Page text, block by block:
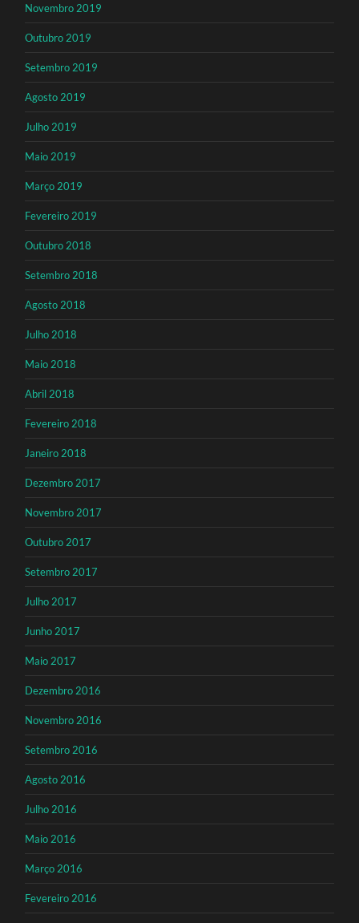
Novembro 2019
Outubro 2019
Setembro 2019
Agosto 2019
Julho 2019
Maio 2019
Março 2019
Fevereiro 2019
Outubro 2018
Setembro 2018
Agosto 2018
Julho 2018
Maio 2018
Abril 2018
Fevereiro 2018
Janeiro 2018
Dezembro 2017
Novembro 2017
Outubro 2017
Setembro 2017
Julho 2017
Junho 2017
Maio 2017
Dezembro 2016
Novembro 2016
Setembro 2016
Agosto 2016
Julho 2016
Maio 2016
Março 2016
Fevereiro 2016